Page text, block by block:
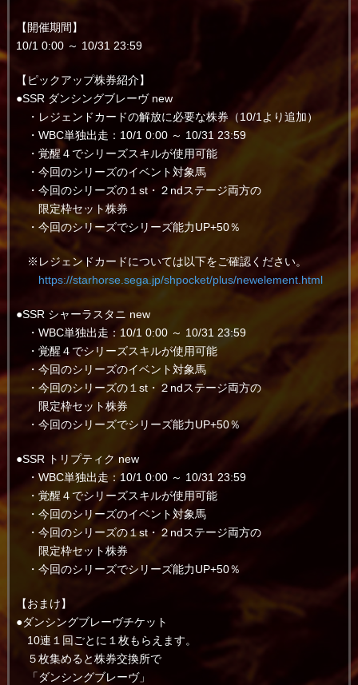
【開催期間】
10/1 0:00 ～ 10/31 23:59
【ピックアップ株券紹介】
●SSR ダンシングブレーヴ new
・レジェンドカードの解放に必要な株券（10/1より追加）
・WBC単独出走：10/1 0:00 ～ 10/31 23:59
・覚醒４でシリーズスキルが使用可能
・今回のシリーズのイベント対象馬
・今回のシリーズの１st・２ndステージ両方の
限定枠セット株券
・今回のシリーズでシリーズ能力UP+50％
※レジェンドカードについては以下をご確認ください。
https://starhorse.sega.jp/shpocket/plus/newelement.html
●SSR シャーラスタニ new
・WBC単独出走：10/1 0:00 ～ 10/31 23:59
・覚醒４でシリーズスキルが使用可能
・今回のシリーズのイベント対象馬
・今回のシリーズの１st・２ndステージ両方の
限定枠セット株券
・今回のシリーズでシリーズ能力UP+50％
●SSR トリプティク new
・WBC単独出走：10/1 0:00 ～ 10/31 23:59
・覚醒４でシリーズスキルが使用可能
・今回のシリーズのイベント対象馬
・今回のシリーズの１st・２ndステージ両方の
限定枠セット株券
・今回のシリーズでシリーズ能力UP+50％
【おまけ】
●ダンシングブレーヴチケット
10連１回ごとに１枚もらえます。
５枚集めると株券交換所で
「ダンシングブレーヴ」